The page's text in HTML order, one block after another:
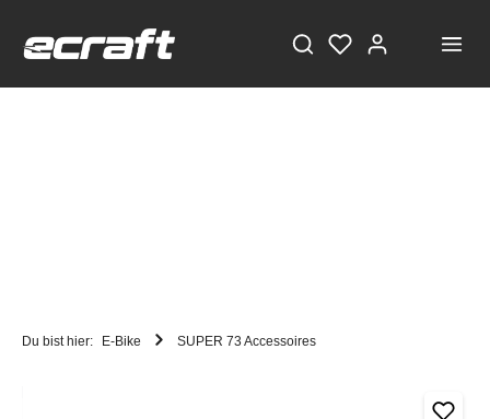
Du bist hier: E-Bike SUPER 73 Accessoires